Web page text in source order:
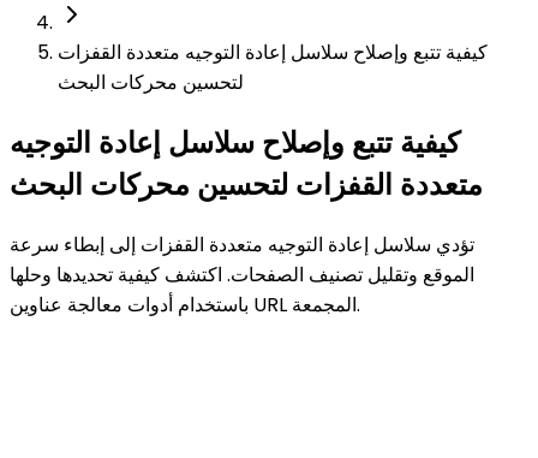
كيفية تتبع وإصلاح سلاسل إعادة التوجيه متعددة القفزات
لتحسين محركات البحث
كيفية تتبع وإصلاح سلاسل إعادة التوجيه
متعددة القفزات لتحسين محركات البحث
تؤدي سلاسل إعادة التوجيه متعددة القفزات إلى إبطاء سرعة
الموقع وتقليل تصنيف الصفحات. اكتشف كيفية تحديدها وحلها
باستخدام أدوات معالجة عناوين URL المجمعة.